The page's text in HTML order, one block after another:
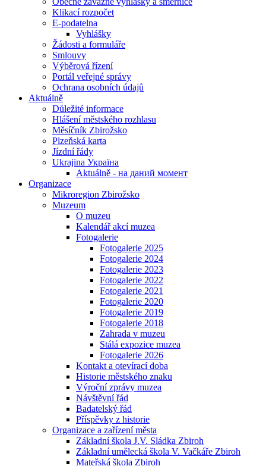
Klikací rozpočet
E-podatelna
Vyhlášky
Žádosti a formuláře
Smlouvy
Výběrová řízení
Portál veřejné správy
Ochrana osobních údajů
Aktuálně
Důležité informace
Hlášení městského rozhlasu
Měsíčník Zbirožsko
Plzeňská karta
Jízdní řády
Ukrajina Україна
Aktuálně - на даний момент
Organizace
Mikroregion Zbirožsko
Muzeum
O muzeu
Kalendář akcí muzea
Fotogalerie
Fotogalerie 2025
Fotogalerie 2024
Fotogalerie 2023
Fotogalerie 2022
Fotogalerie 2021
Fotogalerie 2020
Fotogalerie 2019
Fotogalerie 2018
Zahrada v muzeu
Stálá expozice muzea
Fotogalerie 2026
Kontakt a otevírací doba
Historie městského znaku
Výroční zprávy muzea
Návštěvní řád
Badatelský řád
Příspěvky z historie
Organizace a zařízení města
Základní škola J.V. Sládka Zbiroh
Základní umělecká škola V. Vačkáře Zbiroh
Mateřská škola Zbiroh